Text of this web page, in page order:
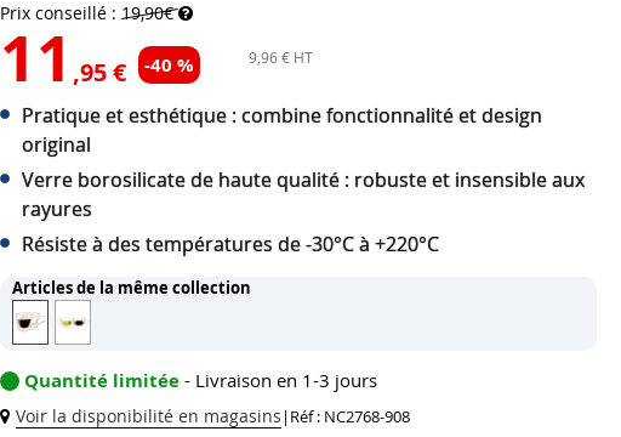
Prix conseillé : 19,90€
11 ,95 € -40 % 9,96 € HT
Pratique et esthétique : combine fonctionnalité et design
original
Verre borosilicate de haute qualité : robuste et insensible aux
rayures
Résiste à des températures de -30°C à +220°C
Articles de la même collection
Quantité limitée - Livraison en 1-3 jours
Voir la disponibilité en magasins | Réf : NC2768-908